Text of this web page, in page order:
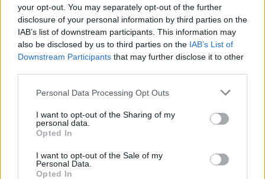
your opt-out. You may separately opt-out of the further
disclosure of your personal information by third parties on the
IAB’s list of downstream participants. This information may
also be disclosed by us to third parties on the IAB’s List of
Downstream Participants that may further disclose it to other
Personal Data Processing Opt Outs
I want to opt-out of the Sharing of my
personal data.
Opted In
I want to opt-out of the Sale of my
Personal Data.
Opted In